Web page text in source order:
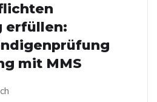
erfüllen:
mit MMS